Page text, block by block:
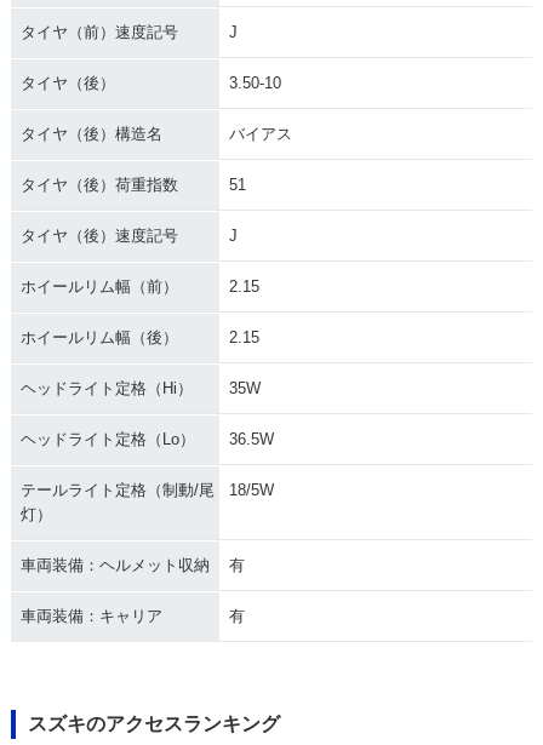
タイヤ（前）速度記号 J
タイヤ（後） 3.50-10
タイヤ（後）構造名 バイアス
タイヤ（後）荷重指数 51
タイヤ（後）速度記号 J
ホイールリム幅（前） 2.15
ホイールリム幅（後） 2.15
ヘッドライト定格（Hi） 35W
ヘッドライト定格（Lo） 36.5W
テールライト定格（制動/尾
灯）
18/5W
車両装備：ヘルメット収納 有
車両装備：キャリア 有
スズキのアクセスランキング